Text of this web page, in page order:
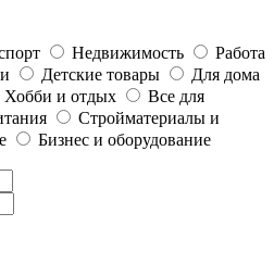
Недвижимость
Работа
Детские товары
Для дома
Хобби и отдых
Все для
Стройматериалы и
Бизнес и оборудование